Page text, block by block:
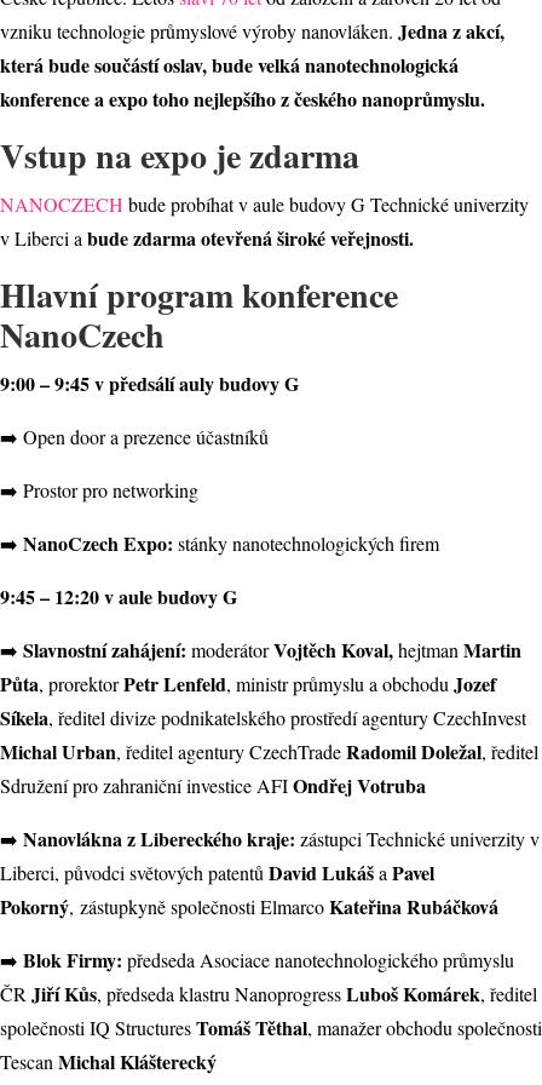
vzniku technologie průmyslové výroby nanovláken. Jedna z akcí,
která bude součástí oslav, bude velká nanotechnologická
konference a expo toho nejlepšího z českého nanoprůmyslu.
Vstup na expo je zdarma
NANOCZECH bude probíhat v aule budovy G Technické univerzity
v Liberci abude zdarma otevřená široké veřejnosti.
Hlavní program konference
NanoCzech
9:00 – 9:45 v předsálí auly budovy G
➡️ Open door a prezence účastníků
➡️ Prostor pro networking
➡️ NanoCzech Expo: stánky nanotechnologických firem
9:45 – 12:20 v aule budovy G
➡️ Slavnostní zahájení: moderátorVojtěch Koval,hejtmanMartin
Půta, prorektorPetr Lenfeld, ministr průmyslu a obchoduJozef
Síkela, ředitel divize podnikatelského prostředí agentury CzechInvest
Michal Urban, ředitel agentury CzechTradeRadomil Doležal, ředitel
Sdružení pro zahraniční investice AFIOndřej Votruba
➡️ Nanovlákna z Libereckého kraje: zástupci Technické univerzity v
Liberci, původci světových patentůDavid LukášaPavel
Pokorný, zástupkyně společnosti ElmarcoKateřina Rubáčková
➡️ Blok Firmy: předseda Asociace nanotechnologického průmyslu
ČRJiří Kůs, předseda klastru NanoprogressLuboš Komárek, ředitel
společnosti IQ StructuresTomáš Těthal, manažer obchodu společnosti
TescanMichal Klášterecký